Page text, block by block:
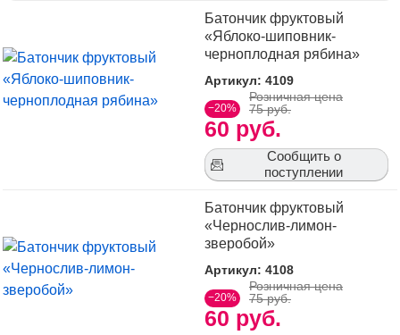
корзину, либо позвонить по вышеуказанным телефонам.
Батончик фруктовый
«Яблоко-шиповник-
черноплодная рябина»
Артикул: 4109
−20%
60 руб.
Розничная цена
75 руб.
Сообщить о
поступлении
Батончик фруктовый
«Чернослив-лимон-
зверобой»
Артикул: 4108
−20%
60 руб.
Розничная цена
75 руб.